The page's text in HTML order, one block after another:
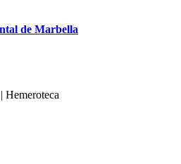
de Marbella
| Hemeroteca